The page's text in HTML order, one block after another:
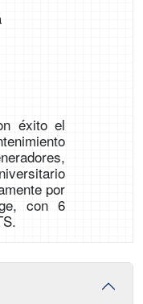
éxito el
por
con 6